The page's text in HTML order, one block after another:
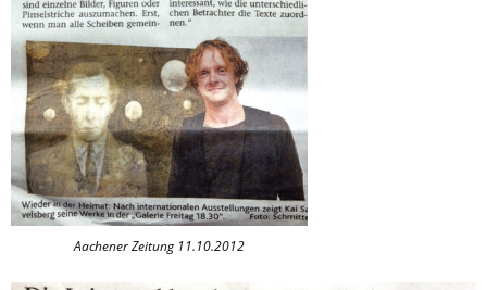
Aachener Zeitung 11.10.2012